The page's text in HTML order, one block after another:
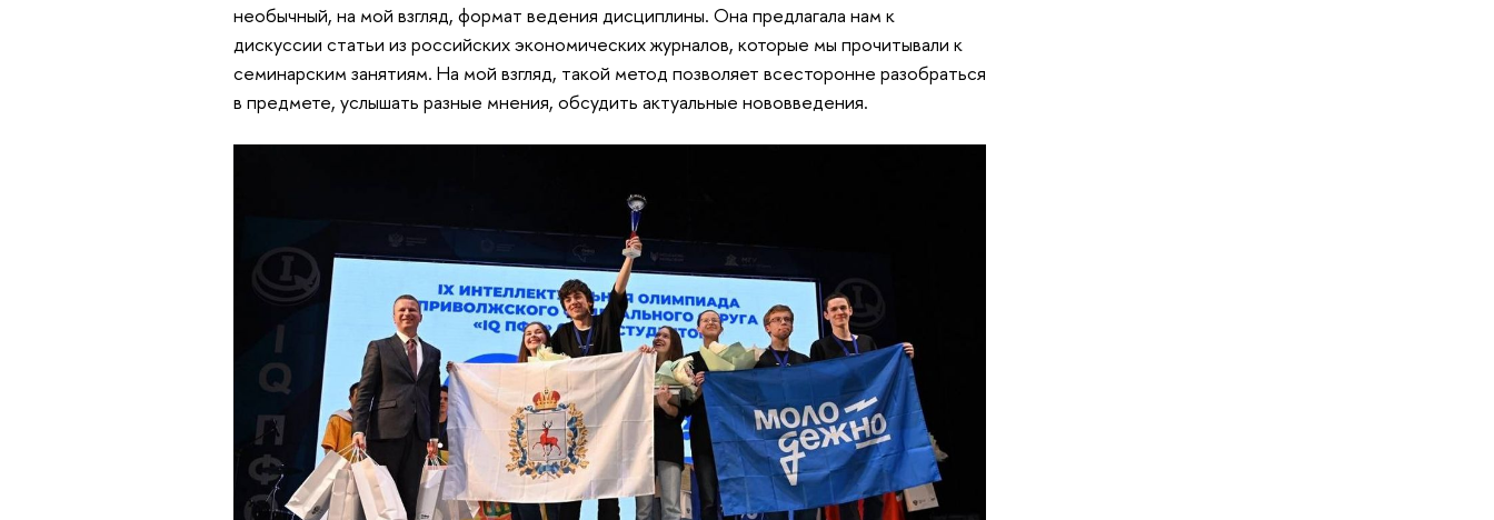
необычный, на мой взгляд, формат ведения дисциплины. Она предлагала нам к
дискуссии статьи из российских экономических журналов, которые мы прочитывали к
семинарским занятиям. На мой взгляд, такой метод позволяет всесторонне разобраться
в предмете, услышать разные мнения, обсудить актуальные нововведения.